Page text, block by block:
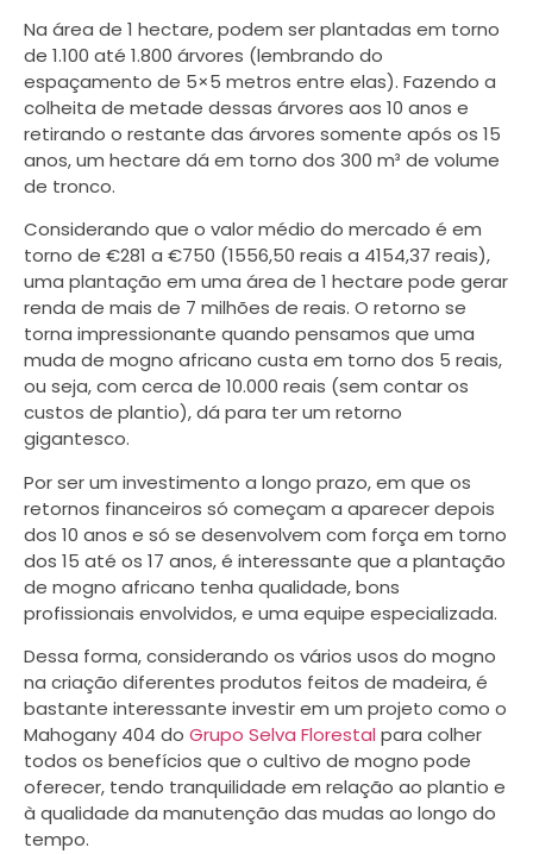
Na área de 1 hectare, podem ser plantadas em torno
de 1.100 até 1.800 árvores (lembrando do
espaçamento de 5×5 metros entre elas). Fazendo a
colheita de metade dessas árvores aos 10 anos e
retirando o restante das árvores somente após os 15
anos, um hectare dá em torno dos 300 m³ de volume
de tronco.
Considerando que o valor médio do mercado é em
torno de €281 a €750 (1556,50 reais a 4154,37 reais),
uma plantação em uma área de 1 hectare pode gerar
renda de mais de 7 milhões de reais. O retorno se
torna impressionante quando pensamos que uma
muda de mogno africano custa em torno dos 5 reais,
ou seja, com cerca de 10.000 reais (sem contar os
custos de plantio), dá para ter um retorno
gigantesco.
Por ser um investimento a longo prazo, em que os
retornos financeiros só começam a aparecer depois
dos 10 anos e só se desenvolvem com força em torno
dos 15 até os 17 anos, é interessante que a plantação
de mogno africano tenha qualidade, bons
profissionais envolvidos, e uma equipe especializada.
Dessa forma, considerando os vários usos do mogno
na criação diferentes produtos feitos de madeira, é
bastante interessante investir em um projeto como o
Mahogany 404 do Grupo Selva Florestal para colher
todos os benefícios que o cultivo de mogno pode
oferecer, tendo tranquilidade em relação ao plantio e
à qualidade da manutenção das mudas ao longo do
tempo.